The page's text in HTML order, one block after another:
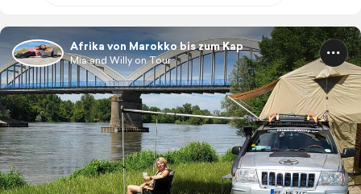
Afrika von Marokko bis zum Kap
Mia and Willy on Tour